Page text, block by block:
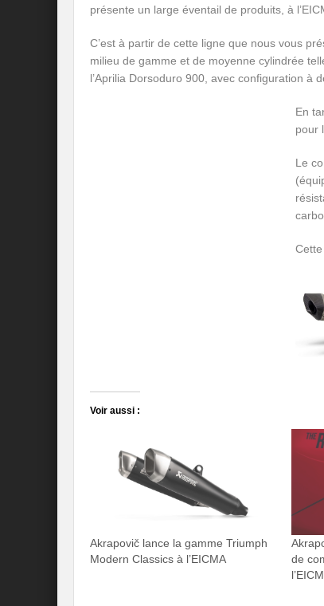
présente un large éventail de produits, à
C’est à partir de cette ligne que nous vous
milieu de gamme et de moyenne cylindrée
l’Aprilia Dorsoduro 900, avec configuration à
En
pour
Le
Voir aussi :
Akrapovič lance la gamme Triumph
Modern Classics à l’EICMA
de